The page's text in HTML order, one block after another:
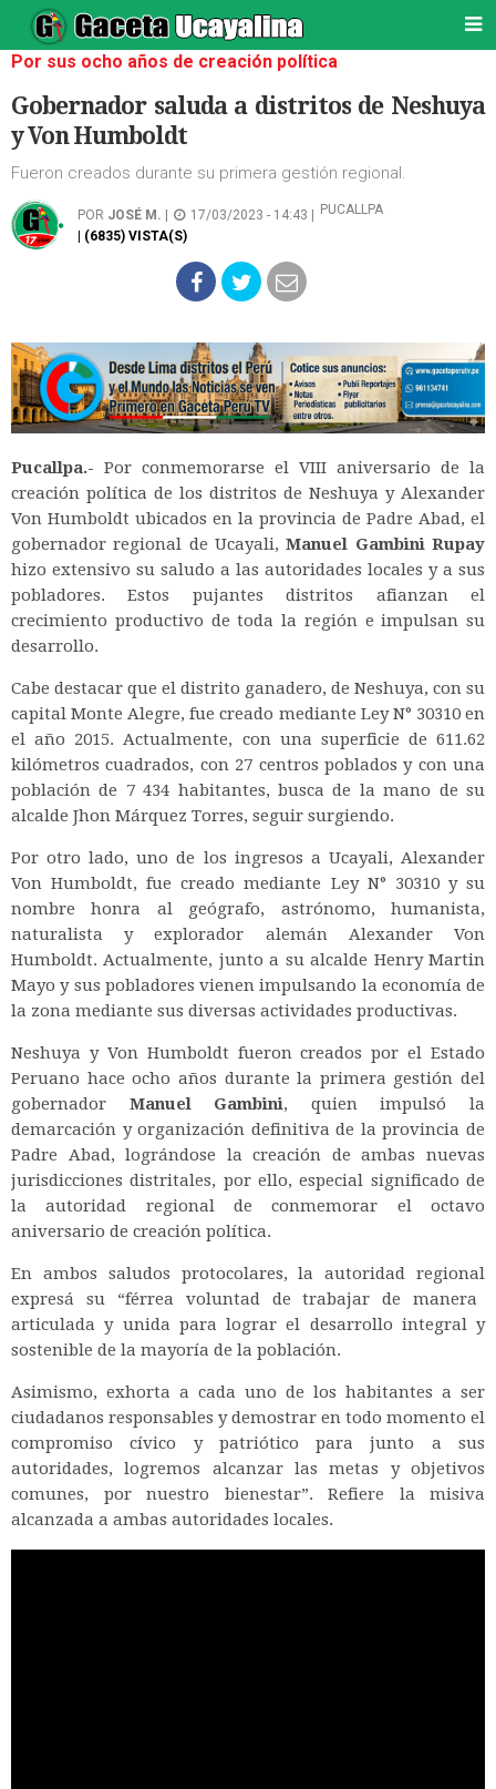
Por sus ocho años de creación política
Gobernador saluda a distritos de Neshuya
y Von Humboldt
Fueron creados durante su primera gestión regional.
POR JOSÉ M. 17/03/2023 - 14:43 |
PUCALLPA
| (6835) VISTA(S)
Pucallpa.- Por conmemorarse el VIII aniversario de la
creación política de los distritos de Neshuya y Alexander
Von Humboldt ubicados en la provincia de Padre Abad, el
gobernador regional de Ucayali,Manuel Gambini Rupay
hizo extensivo su saludo a las autoridades locales y a sus
pobladores. Estos pujantes distritos afianzan el
crecimiento productivo de toda la región e impulsan su
desarrollo.
Cabe destacar que el distrito ganadero, de Neshuya, con su
capital Monte Alegre, fue creado mediante Ley N° 30310 en
el año 2015. Actualmente, con una superficie de 611.62
kilómetros cuadrados, con 27 centros poblados y con una
población de 7 434 habitantes, busca de la mano de su
alcalde Jhon Márquez Torres, seguir surgiendo.
Por otro lado, uno de los ingresos a Ucayali, Alexander
Von Humboldt, fue creado mediante Ley N° 30310 y su
nombre honra al geógrafo, astrónomo, humanista,
naturalista y explorador alemán Alexander Von
Humboldt. Actualmente, junto a su alcalde Henry Martin
Mayo y sus pobladores vienen impulsando la economía de
la zona mediante sus diversas actividades productivas.
Neshuya y Von Humboldt fueron creados por el Estado
Peruano hace ocho años durante la primera gestión del
gobernador Manuel Gambini, quien impulsó la
demarcación y organización definitiva de la provincia de
Padre Abad, lográndose la creación de ambas nuevas
jurisdicciones distritales, por ello, especial significado de
la autoridad regional de conmemorar el octavo
aniversario de creación política.
En ambos saludos protocolares, la autoridad regional
expresá su “férrea voluntad de trabajar de manera
articulada y unida para lograr el desarrollo integral y
sostenible de la mayoría de la población.
Asimismo, exhorta a cada uno de los habitantes a ser
ciudadanos responsables y demostrar en todo momento el
compromiso cívico y patriótico para junto a sus
autoridades, logremos alcanzar las metas y objetivos
comunes, por nuestro bienestar”. Refiere la misiva
alcanzada a ambas autoridades locales.